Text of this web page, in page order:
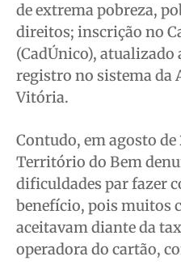
de extrema pobreza,
direitos; inscrição no
(CadÚnico), atualizado
registro no sistema da
Vitória.
Contudo, em agosto
Território do Bem
dificuldades par fazer
benefício, pois muitos
aceitavam diante da
operadora do cartão,